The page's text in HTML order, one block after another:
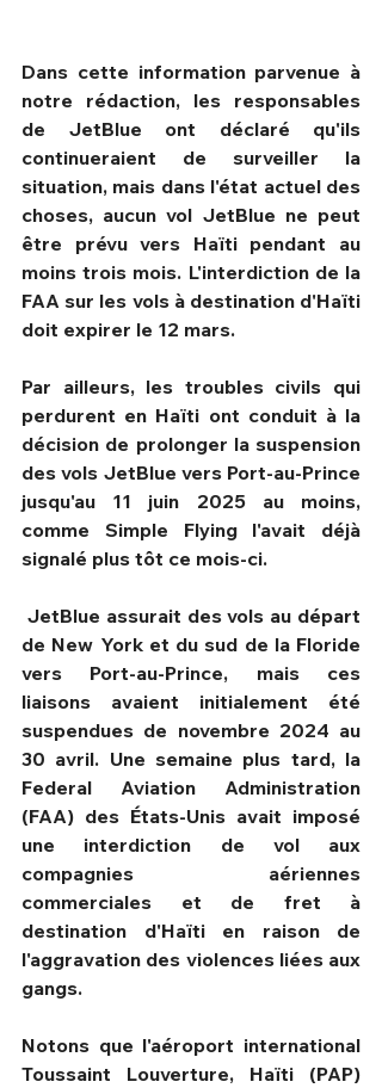
Dans cette information parvenue à
notre rédaction, les responsables
de JetBlue ont déclaré qu'ils
continueraient de surveiller la
situation, mais dans l'état actuel des
choses, aucun vol JetBlue ne peut
être prévu vers Haïti pendant au
moins trois mois. L'interdiction de la
FAA sur les vols à destination d'Haïti
doit expirer le 12 mars.
Par ailleurs, les troubles civils qui
perdurent en Haïti ont conduit à la
décision de prolonger la suspension
des vols JetBlue vers Port-au-Prince
jusqu'au 11 juin 2025 au moins,
comme Simple Flying l'avait déjà
signalé plus tôt ce mois-ci.
de New York et du sud de la Floride
vers Port-au-Prince, mais ces
liaisons avaient initialement été
suspendues de novembre 2024 au
30 avril. Une semaine plus tard, la
Federal Aviation Administration
(FAA) des États-Unis avait imposé
une interdiction de vol aux
compagnies aériennes
commerciales et de fret à
destination d'Haïti en raison de
l'aggravation des violences liées aux
gangs.
Notons que l'aéroport international
Toussaint Louverture, Haïti (PAP)